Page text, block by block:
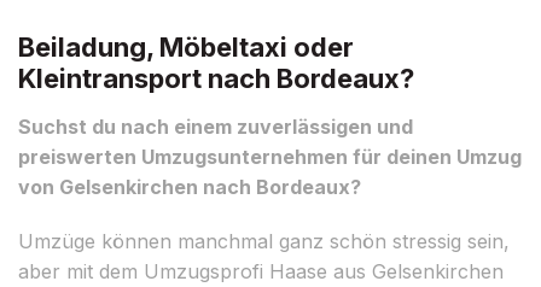
Beiladung, Möbeltaxi oder
Kleintransport nach Bordeaux?
Suchst du nach einem zuverlässigen und
preiswerten Umzugsunternehmen für deinen Umzug
von Gelsenkirchen nach Bordeaux?
Umzüge können manchmal ganz schön stressig sein,
aber mit dem Umzugsprofi Haase aus Gelsenkirchen